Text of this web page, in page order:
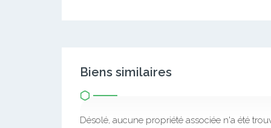
Biens similaires
Désolé, aucune propriété associée n'a été